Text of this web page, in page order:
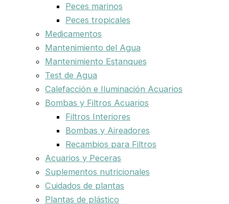
Peces marinos
Peces tropicales
Medicamentos
Mantenimiento del Agua
Mantenimiento Estanques
Test de Agua
Calefacción e Iluminación Acuarios
Bombas y Filtros Acuarios
Filtros Interiores
Bombas y Aireadores
Recambios para Filtros
Acuarios y Peceras
Suplementos nutricionales
Cuidados de plantas
Plantas de plástico